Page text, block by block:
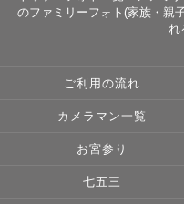
一緒に遊びながら楽しく
I have  experience
のファミリーフォト(家族・親
れ
ご利用の流れ
カメラマン一覧
お宮参り
七五三